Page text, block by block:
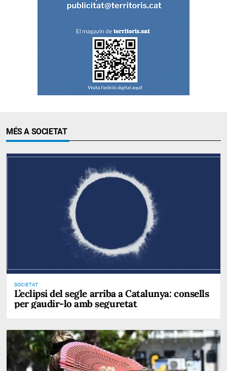
MÉS A SOCIETAT
SOCIETAT
L’eclipsi del segle arriba a Catalunya: consells
per gaudir-lo amb seguretat